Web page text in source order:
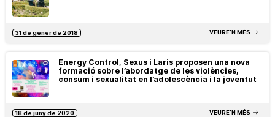
31 de gener de 2018 VEURE’N MÉS
Energy Control, Sexus i Laris proposen una nova
formació sobre l’abordatge de les violències,
consum i sexualitat en l’adolescència i la joventut
18 de juny de 2020 VEURE’N MÉS